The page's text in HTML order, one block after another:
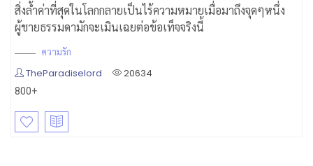
สิ่งล้ำค่าที่สุดในโลกกลายเป็นไร้ความหมายเมื่อมาถึงจุดๆหนึ่ง
ผู้ชายธรรมดามักจะเมินเฉยต่อข้อเท็จจริงนี้
ความรัก
TheParadiselord 20634
800+